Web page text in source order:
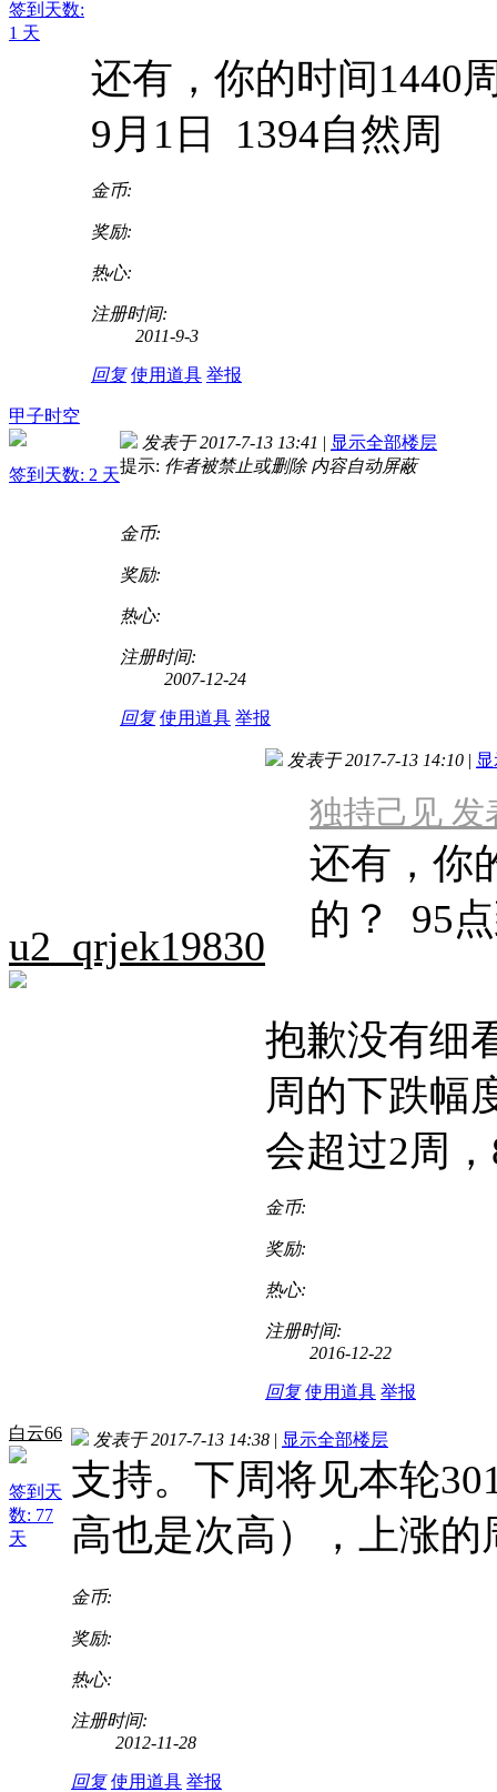
签到天数:
1 天
还有，你的时间1440
9月1日 1394自然周
金币:
奖励:
热心:
注册时间:
2011-9-3
回复 使用道具 举报
甲子时空
签到天数: 2 天
发表于 2017-7-13 13:41 | 显示全部楼层
提示: 作者被禁止或删除 内容自动屏蔽
金币:
奖励:
热心:
注册时间:
2007-12-24
回复 使用道具 举报
u2_qrjek19830
发表于 2017-7-13 14:10 |
独持己见 发
还有，你
的？ 95
抱歉没有细
周的下跌幅
会超过2周
金币:
奖励:
热心:
注册时间:
2016-12-22
回复 使用道具 举报
白云66
签到天
数: 77
天
发表于 2017-7-13 14:38 | 显示全部楼层
支持。下周将见本轮
高也是次高），上涨
金币:
奖励:
热心:
注册时间:
2012-11-28
回复 使用道具 举报